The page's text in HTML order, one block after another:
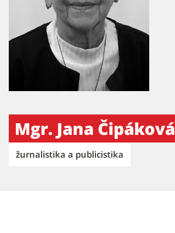
Mgr. Jana Čipáková
žurnalistika a publicistika